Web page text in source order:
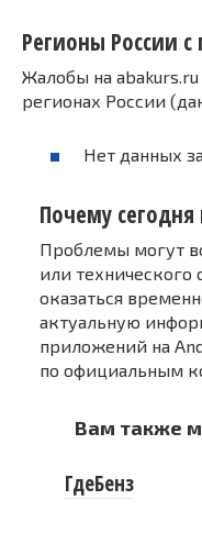
Регионы России
Жалобы на
регионах России
Нет данных
Почему
Проблемы могут
или
оказаться
актуальную
приложений на
по официальным
Вам также
ГдеБенз